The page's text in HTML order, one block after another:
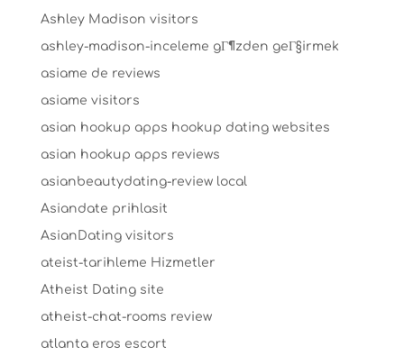
Ashley Madison visitors
ashley-madison-inceleme gГ¶zden geГ§irmek
asiame de reviews
asiame visitors
asian hookup apps hookup dating websites
asian hookup apps reviews
asianbeautydating-review local
Asiandate prihlasit
AsianDating visitors
ateist-tarihleme Hizmetler
Atheist Dating site
atheist-chat-rooms review
atlanta eros escort